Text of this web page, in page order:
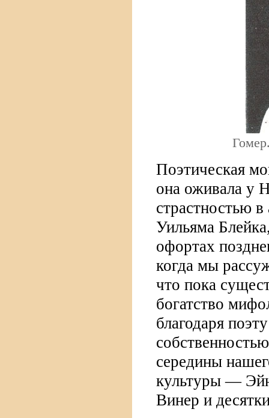
Поэтическая
она оживала у
страстностью в
Уильяма
офортах
когда мы
что пока
богатство
благодаря
середины
культуры —
Винер и